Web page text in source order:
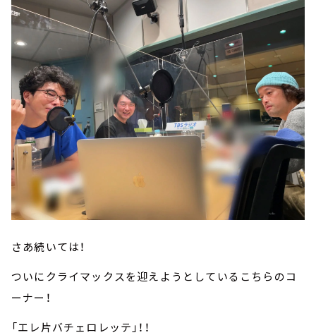
さあ続いては！
ついにクライマックスを迎えようとしているこちらのコ
ーナー！
「エレ片バチェロレッテ」！！